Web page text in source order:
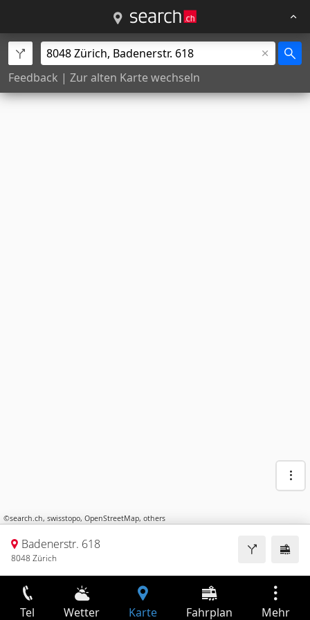
Feedback | Zur alten Karte wechseln
©search.ch, swisstopo, OpenStreetMap, others
Badenerstr. 618
8048 Zürich
Tel Wetter Karte Fahrplan Mehr